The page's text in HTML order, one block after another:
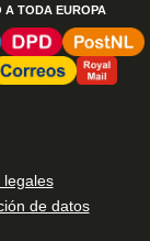
A TODA EUROPA
legales
de datos